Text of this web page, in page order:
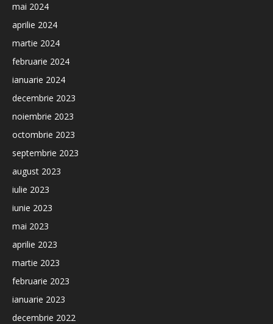
mai 2024
aprilie 2024
martie 2024
februarie 2024
ianuarie 2024
decembrie 2023
noiembrie 2023
octombrie 2023
septembrie 2023
august 2023
iulie 2023
iunie 2023
mai 2023
aprilie 2023
martie 2023
februarie 2023
ianuarie 2023
decembrie 2022